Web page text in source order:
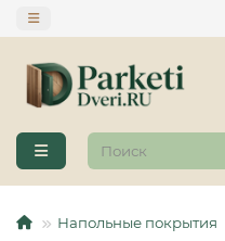
Напольные покрытия